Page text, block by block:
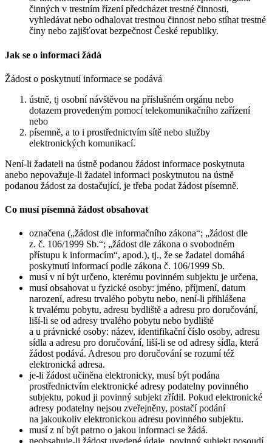
činných v trestním řízení předcházet trestné činnosti,
vyhledávat nebo odhalovat trestnou činnost nebo stíhat trestné
činy nebo zajišťovat bezpečnost České republiky.
Jak se o informaci žádá
Žádost o poskytnutí informace se podává
ústně, tj osobní návštěvou na příslušném orgánu nebo
dotazem provedeným pomocí telekomunikačního zařízení
nebo
písemně, a to i prostřednictvím sítě nebo služby
elektronických komunikací.
Není-li žadateli na ústně podanou žádost informace poskytnuta
anebo nepovažuje-li žadatel informaci poskytnutou na ústně
podanou žádost za dostačující, je třeba podat žádost písemně.
Co musí písemná žádost obsahovat
označena („žádost dle informačního zákona“; „žádost dle
z. č. 106/1999 Sb.“; „žádost dle zákona o svobodném
přístupu k informacím“, apod.), tj., že se žadatel domáhá
poskytnutí informací podle zákona č. 106/1999 Sb.
musí v ní být určeno, kterému povinném subjektu je určena,
musí obsahovat u fyzické osoby: jméno, příjmení, datum
narození, adresu trvalého pobytu nebo, není-li přihlášena
k trvalému pobytu, adresu bydliště a adresu pro doručování,
liší-li se od adresy trvalého pobytu nebo bydliště
a u právnické osoby: název, identifikační číslo osoby, adresu
sídla a adresu pro doručování, liší-li se od adresy sídla, která
žádost podává. Adresou pro doručování se rozumí též
elektronická adresa.
je-li žádost učiněna elektronicky, musí být podána
prostřednictvím elektronické adresy podatelny povinného
subjektu, pokud ji povinný subjekt zřídil. Pokud elektronické
adresy podatelny nejsou zveřejněny, postačí podání
na jakoukoliv elektronickou adresu povinného subjektu.
musí z ní být patrno o jakou informaci se žádá.